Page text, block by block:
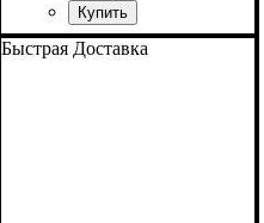
Быстрая Доставка